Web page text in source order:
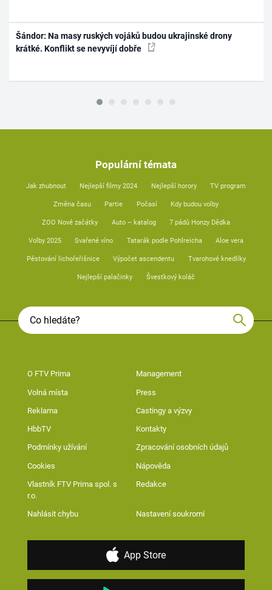
Šándor: Na masy ruských vojáků budou ukrajinské drony
krátké. Konflikt se nevyvíjí dobře
Populární témata
Jak zhubnout Nejlepší filmy 2024 Nejlepší horory TV program
Změna času Partie Počasí Kdy budou volby
ZOO Nové začátky Auto – katalog 7 pádů Honzy Dědka
Volby 2025 Svařené víno Tatarák podle Pohlreicha Aloe vera
Pěstování lichořeřišnice Výpočet ascendentu Tvarohové knedlíky
Nejlepší palačinky Švestkový koláč
O FTV Prima Management
Volná místa Press
Reklama Castingy a výzvy
HbbTV Kontakty
Podmínky užívání Zpracování osobních údajů
Cookies Nápověda
Vlastník FTV Prima spol. s
r.o.
Redakce
Nahlásit chybu Nastavení soukromí
App Store